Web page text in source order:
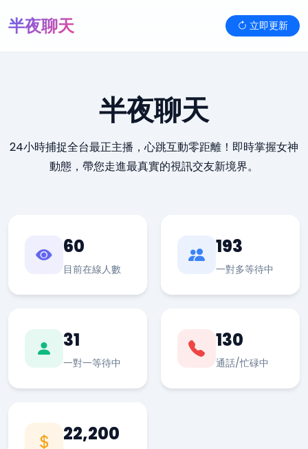
半夜聊天 立即更新
半夜聊天
24小時捕捉全台最正主播，心跳互動零距離！即時掌握女神
動態，帶您走進最真實的視訊交友新境界。
60
目前在線人數
193
一對多等待中
31
一對一等待中
130
通話/忙碌中
22,200